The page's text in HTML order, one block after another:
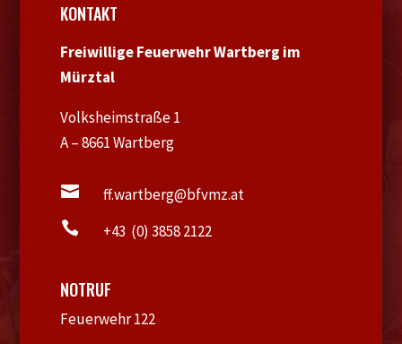
KONTAKT
Freiwillige Feuerwehr Wartberg im
Mürztal
Volksheimstraße 1
A – 8661 Wartberg
 ff.wartberg@bfvmz.at
 +43 (0) 3858 2122
NOTRUF
Feuerwehr 122